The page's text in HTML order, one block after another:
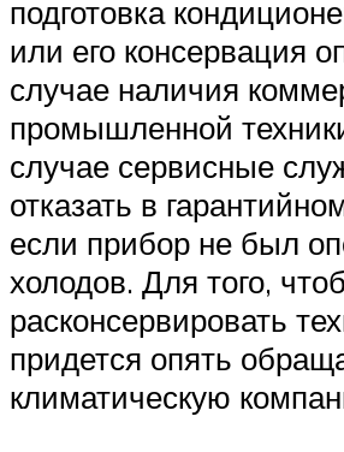
подготовка
или его консервация
случае наличия
промышленной
случае сервисные
отказать в
если прибор не был
холодов. Для того,
расконсервировать
придется опять
климатическую